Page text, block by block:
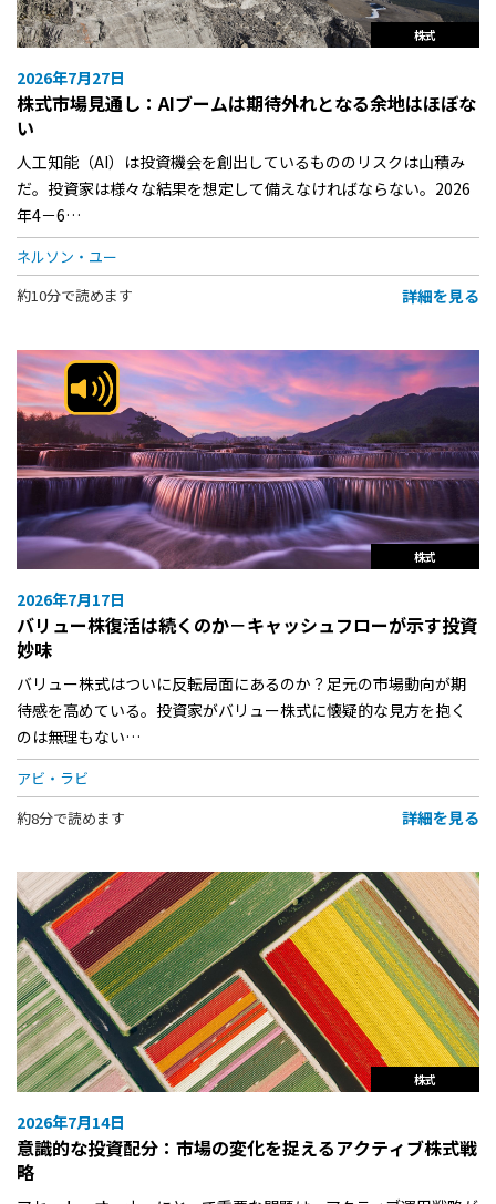
株式
2026年7月27日
株式市場見通し：AIブームは期待外れとなる余地はほぼな
い
人工知能（AI）は投資機会を創出しているもののリスクは山積み
だ。投資家は様々な結果を想定して備えなければならない。2026
年4－6…
ネルソン・ユー
約10分で読めます
詳細を見る
株式
2026年7月17日
バリュー株復活は続くのか－キャッシュフローが示す投資
妙味
バリュー株式はついに反転局面にあるのか？足元の市場動向が期
待感を高めている。投資家がバリュー株式に懐疑的な見方を抱く
のは無理もない…
アビ・ラビ
約8分で読めます
詳細を見る
株式
2026年7月14日
意識的な投資配分：市場の変化を捉えるアクティブ株式戦
略